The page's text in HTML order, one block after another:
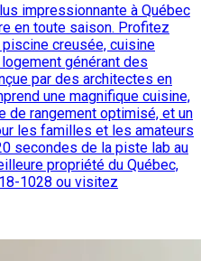
impressionnante à Québec
en toute saison. Profitez
creusée, cuisine
générant des
par des architectes en
une magnifique cuisine,
de rangement optimisé, et un
les familles et les amateurs
secondes de la piste lab au
propriété du Québec,
1028 ou visitez